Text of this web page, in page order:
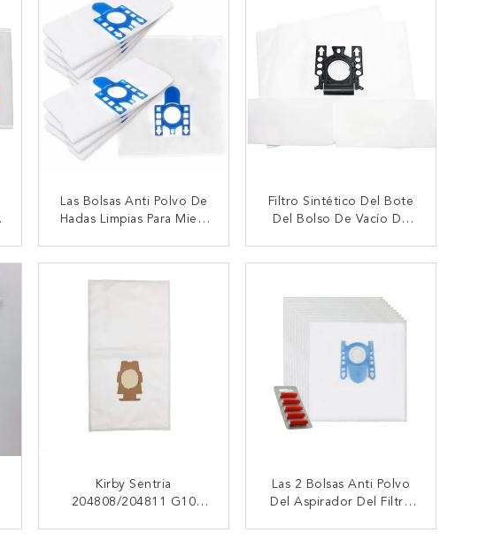
Las Bolsas Anti Polvo De
Hadas Limpias Para Miele
CONTACTAR AHORA
Filtro Sintético Del Bote
Del Bolso De Vacío De
CONTACTAR AHORA
Kirby Sentria
204808/204811 G10
Las 2 Bolsas Anti Polvo
Del Aspirador Del Filtro